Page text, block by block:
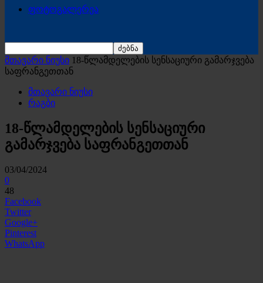
ფოტოგალერეა
მთავარი ნიუსი 18-წლამდელების სენსაციური გამარჯვება
საფრანგეთთან
მთავარი ნიუსი
რაგბი
18-წლამდელების სენსაციური
გამარჯვება საფრანგეთთან
03/04/2024
0
48
Facebook
Twitter
Google+
Pinterest
WhatsApp